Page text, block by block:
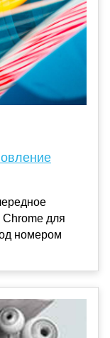
для
номером